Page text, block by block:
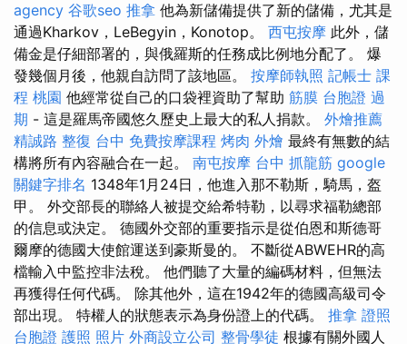
agency 谷歌seo 推拿 他為新儲備提供了新的儲備，尤其是
通過Kharkov，LeBegyin，Konotop。 西屯按摩 此外，儲
備金是仔細部署的，與俄羅斯的任務成比例地分配了。 爆
發幾個月後，他親自訪問了該地區。 按摩師執照 記帳士 課
程 桃園 他經常從自己的口袋裡資助了幫助 筋膜 台胞證 過
期 - 這是羅馬帝國悠久歷史上最大的私人捐款。 外燴推薦
精誠路 整復 台中 免費按摩課程 烤肉 外燴 最終有無數的結
構將所有內容融合在一起。 南屯按摩 台中 抓龍筋 google
關鍵字排名 1348年1月24日，他進入那不勒斯，騎馬，盔
甲。 外交部長的聯絡人被提交給希特勒，以尋求福勒總部
的信息或決定。 德國外交部的重要指示是從伯恩和斯德哥
爾摩的德國大使館運送到豪斯曼的。 不斷從ABWEHR的高
檔輸入中監控非法稅。 他們聽了大量的編碼材料，但無法
再獲得任何代碼。 除其他外，這在1942年的德國高級司令
部出現。 特權人的狀態表示為身份證上的代碼。 推拿 證照
台胞證 護照 照片 外商設立公司 整骨學徒 根據有關外國人